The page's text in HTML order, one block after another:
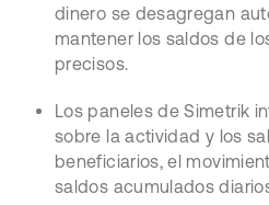
dinero se desagregan
mantener los saldos de
precisos.
Los paneles de Simetrik
sobre la actividad y los
beneficiarios, el
saldos acumulados